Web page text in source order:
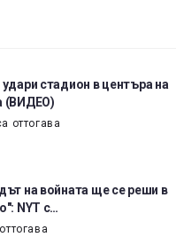
удари стадион в центъра на
(ВИДЕО)
оттогава
на войната ще се реши в
NYT с…